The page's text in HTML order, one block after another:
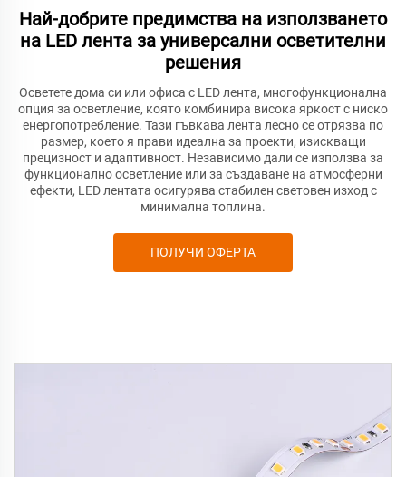
Най-добрите предимства на използването
на LED лента за универсални осветителни
решения
Осветете дома си или офиса с LED лента, многофункционална
опция за осветление, която комбинира висока яркост с ниско
енергопотребление. Тази гъвкава лента лесно се отрязва по
размер, което я прави идеална за проекти, изискващи
прецизност и адаптивност. Независимо дали се използва за
функционално осветление или за създаване на атмосферни
ефекти, LED лентата осигурява стабилен световен изход с
минимална топлина.
ПОЛУЧИ ОФЕРТА